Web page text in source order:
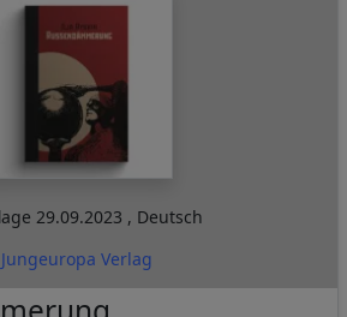
29.09.2023 , Deutsch
Jungeuropa Verlag